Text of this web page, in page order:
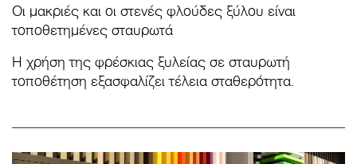
Οι μακριές και οι στενές φλούδες ξύλου είναι
τοποθετημένες σταυρωτά
Η χρήση της φρέσκιας ξυλείας σε σταυρωτή
τοποθέτηση εξασφαλίζει τέλεια σταθερότητα.